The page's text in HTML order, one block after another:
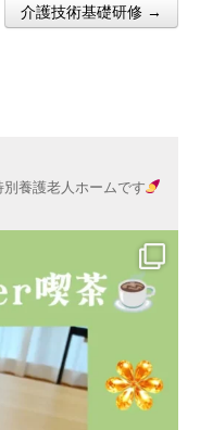
介護技術基礎研修 →
養護老人ホームです